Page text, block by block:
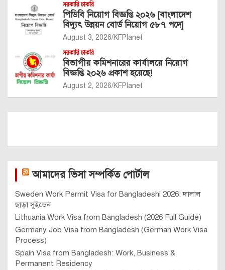
সরকারি চাকরি
পিডিবি নিয়োগ বিজ্ঞপ্তি ২০২৬ [বাংলাদেশ
বিদ্যুৎ উন্নয়ন বোর্ড নিয়োগ ৫৮৭ পদে]
August 3, 2026 KFPlanet
সরকারি চাকরি
বিভাগীয় কমিশনারের কার্যালয়ে নিয়োগ
বিজ্ঞপ্তি ২০২৬ প্রকাশ হয়েছে!
August 2, 2026 KFPlanet
আমাদের ভিসা সম্পর্কিত পোর্টাল
Sweden Work Permit Visa for Bangladeshi 2026: দালাল
ছাড়া সুইডেন
Lithuania Work Visa from Bangladesh (2026 Full Guide)
Germany Job Visa from Bangladesh (German Work Visa
Process)
Spain Visa from Bangladesh: Work, Business &
Permanent Residency